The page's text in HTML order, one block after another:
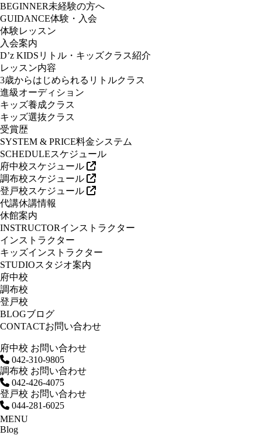
BEGINNER未経験の方へ
GUIDANCE体験・入会
体験レッスン
入会案内
D’z KIDS リトル・キッズクラス紹介
レッスン内容
3歳からはじめられるリトルクラス
進級オーディション
キッズ養成クラス
キッズ選抜クラス
受賞歴
SYSTEM & PRICE料金システム
SCHEDULEスケジュール
府中校スケジュール
調布校スケジュール
登戸校スケジュール
代講休講情報
休館案内
INSTRUCTORインストラクター
インストラクター
キッズインストラクター
STUDIOスタジオ案内
府中校
調布校
登戸校
BLOGブログ
CONTACTお問い合わせ
府中校 お問い合わせ
042-310-9805
調布校 お問い合わせ
042-426-4075
登戸校 お問い合わせ
044-281-6025
MENU
Blog